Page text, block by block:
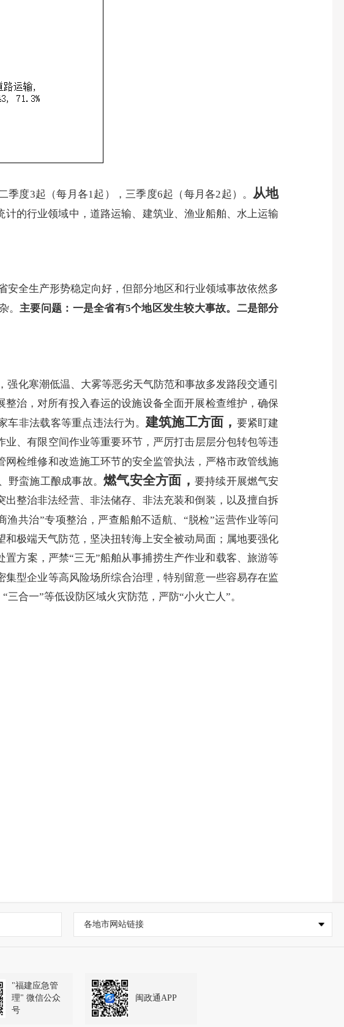
季度3起（每月各1起），三季度6起（每月各2起）。 从地
计的行业领域中， 道路运输、建筑业、渔业船舶、水上运输
全生产形势稳定向好，但部分地区和行业领域事故依然多
。主要问题： 一是全省有5个地区发生较大事故。 二是部分
强化寒潮低温、大雾等恶劣天气防范和事故多发路段交通引
治，对所有投入春运的设施设备全面开展检查维护，确保
非法载客等重点违法行为。 建筑施工方面， 要紧盯建
业、有限空间作业等重要环节，严厉打击层层分包转包等违
网检维修和改造施工环节的安全监管执法，严格市政管线施
野蛮施工酿成事故。燃气安全方面， 要持续开展燃气安
整治非法经营、非法储存、非法充装和倒装，以及擅自拆
渔共治”专项整治，严查船舶不适航、“脱检”运营作业等问
极端天气防范，坚决扭转海上安全被动局面；属地要强化
方案，严禁“三无”船舶从事捕捞生产作业和载客、旅游等
型企业等高风险场所综合治理，特别留意一些容易存在监
合一”等低设防区域火灾防范，严防“小火亡人”。
各地市网站链接
"福建应急管
理" 微信公众
号
闽政通APP